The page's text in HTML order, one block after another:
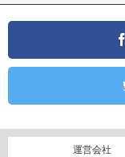
運営会社